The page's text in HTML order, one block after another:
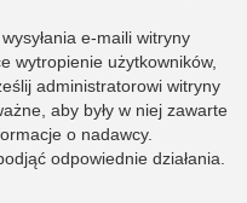
e-maili witryny
wytropienie użytkowników,
administratorowi witryny
aby były w niej zawarte
o nadawcy.
odpowiednie działania.